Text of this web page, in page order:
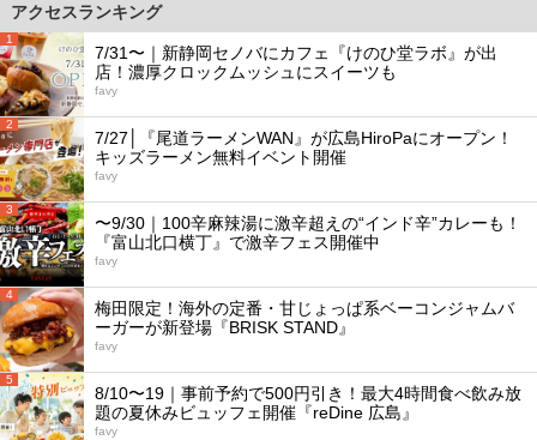
アクセスランキング
1
7/31〜｜新静岡セノバにカフェ『けのひ堂ラボ』が出
店！濃厚クロックムッシュにスイーツも
favy
2
7/27│『尾道ラーメンWAN』が広島HiroPaにオープン！
キッズラーメン無料イベント開催
favy
3
〜9/30｜100辛麻辣湯に激辛超えの“インド辛”カレーも！
『富山北口横丁』で激辛フェス開催中
favy
4
梅田限定！海外の定番・甘じょっぱ系ベーコンジャムバ
ーガーが新登場『BRISK STAND』
favy
5
8/10〜19｜事前予約で500円引き！最大4時間食べ飲み放
題の夏休みビュッフェ開催『reDine 広島』
favy